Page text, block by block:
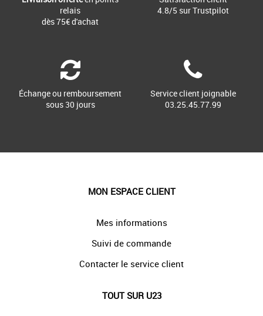
relais
dès 75€ d'achat
4.8/5 sur Trustpilot
Échange ou remboursement
sous 30 jours
Service client joignable
03.25.45.77.99
MON ESPACE CLIENT
Mes informations
Suivi de commande
Contacter le service client
TOUT SUR U23